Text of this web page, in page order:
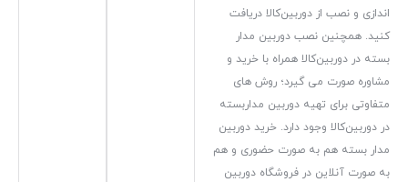
دریافت
مدار
با خرید و
روش های
مداربسته
خرید دوربین
حضوری و هم
دوربین